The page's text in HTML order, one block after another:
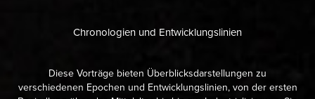
Chronologien und Entwicklungslinien
Diese Vorträge bieten Überblicksdarstellungen zu
verschiedenen Epochen und Entwicklungslinien, von der ersten